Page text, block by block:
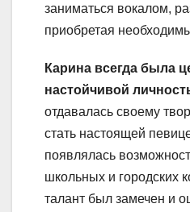
заниматься вокалом,
приобретая
Карина всегда была
настойчивой
отдавалась своему
стать настоящей
появлялась
школьных и городских
талант был замечен и